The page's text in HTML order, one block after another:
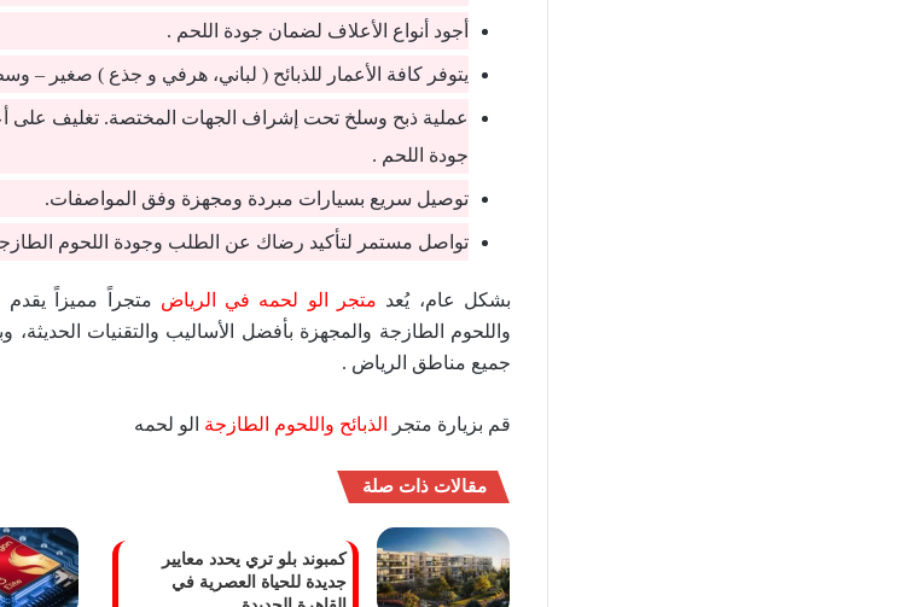
أجود أنواع الأعلاف لضمان جودة اللحم .
يتوفر كافة الأعمار للذبائح ( لباني، هرفي و جذع ) صغير –
عملية ذبح وسلخ تحت إشراف الجهات المختصة. تغليف
جودة اللحم .
توصيل سريع بسيارات مبردة ومجهزة وفق المواصفات.
تواصل مستمر لتأكيد رضاك عن الطلب وجودة اللحوم
بشكل عام، يُعد متجر الو لحمه في الرياض متجراً مميزاً
واللحوم الطازجة والمجهزة بأفضل الأساليب والتقنيات
جميع مناطق الرياض .
قم بزيارة متجر الذبائح واللحوم الطازجة الو لحمه
مقالات ذات صلة
كمبوند بلو تري يحدد معايير
جديدة للحياة العصرية في